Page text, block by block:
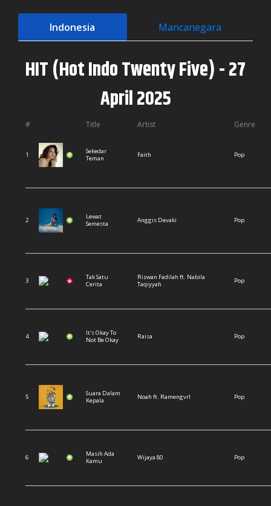
Indonesia Mancanegara
HIT (Hot Indo Twenty Five) - 27
April 2025
# Title Artist Genre
1
Sekedar
Teman
Faith Pop
2
Lewat
Semesta
Anggis Devaki Pop
3
Tak Satu
Cerita
Rizwan Fadilah ft. Nabila
Taqiyyah
Pop
4
It's Okay To
Not Be Okay
Raisa Pop
5
Suara Dalam
Kepala
Noah ft. Ramengvrl Pop
6
Masih Ada
Kamu
Wijaya 80 Pop